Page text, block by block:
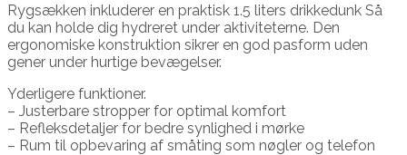
Rygsækken inkluderer en praktisk 1.5 liters drikkedunk Så
du kan holde dig hydreret under aktiviteterne. Den
ergonomiske konstruktion sikrer en god pasform uden
gener under hurtige bevægelser.
Yderligere funktioner.
– Justerbare stropper for optimal komfort
– Refleksdetaljer for bedre synlighed i mørke
– Rum til opbevaring af småting som nøgler og telefon